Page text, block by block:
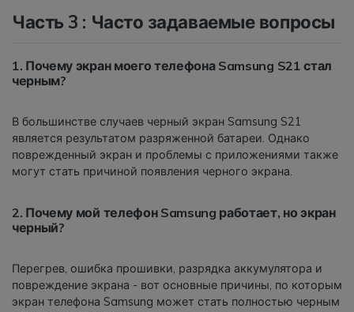
Часть 3 : Часто задаваемые вопросы
1. Почему экран моего телефона Samsung S21 стал
черным?
В большинстве случаев черный экран Samsung S21
является результатом разряженной батареи. Однако
поврежденный экран и проблемы с приложениями также
могут стать причиной появления черного экрана.
2. Почему мой телефон Samsung работает, но экран
черный?
Перегрев, ошибка прошивки, разрядка аккумулятора и
повреждение экрана - вот основные причины, по которым
экран телефона Samsung может стать полностью черным